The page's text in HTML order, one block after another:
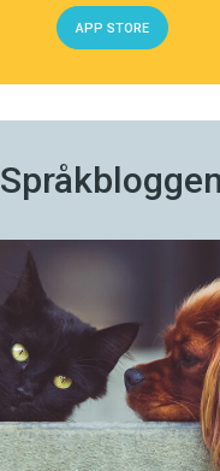
APP STORE
Språkbloggen